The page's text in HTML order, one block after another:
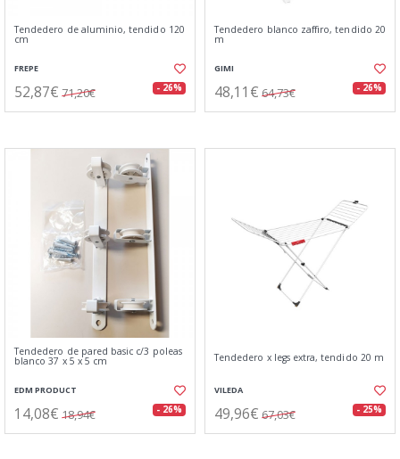
Tendedero de aluminio, tendido 120
cm
FREPE
52,87€ 71,20€ - 26%
Tendedero blanco zaffiro, tendido 20
m
GIMI
48,11€ 64,73€ - 26%
Tendedero de pared basic c/3 poleas
blanco 37 x 5 x 5 cm
EDM PRODUCT
14,08€ 18,94€ - 26%
Tendedero x legs extra, tendido 20 m
VILEDA
49,96€ 67,03€ - 25%